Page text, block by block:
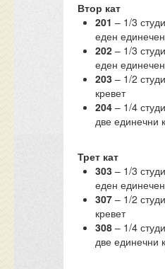
Втор кат
201 – 1/3
еден
202 – 1/3
еден
203 – 1/2
кревет
204 – 1/4
две единечни
Трет кат
303 – 1/3
еден
307 – 1/2
кревет
308 – 1/4
две единечни